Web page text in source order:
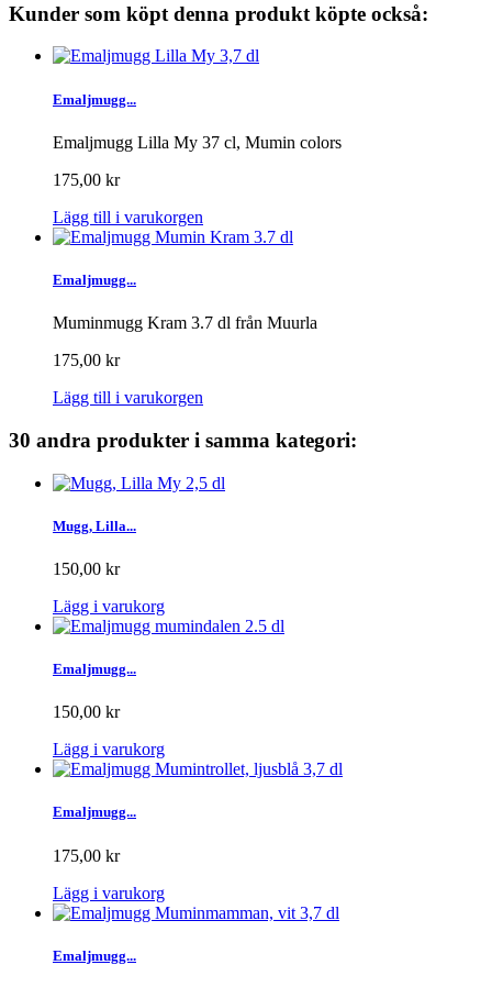
Kunder som köpt denna produkt köpte också:
Emaljmugg...
Emaljmugg Lilla My 37 cl, Mumin colors
175,00 kr
Lägg till i varukorgen
Emaljmugg...
Muminmugg Kram 3.7 dl från Muurla
175,00 kr
Lägg till i varukorgen
30 andra produkter i samma kategori:
Mugg, Lilla...
150,00 kr
Lägg i varukorg
Emaljmugg...
150,00 kr
Lägg i varukorg
Emaljmugg...
175,00 kr
Lägg i varukorg
Emaljmugg...